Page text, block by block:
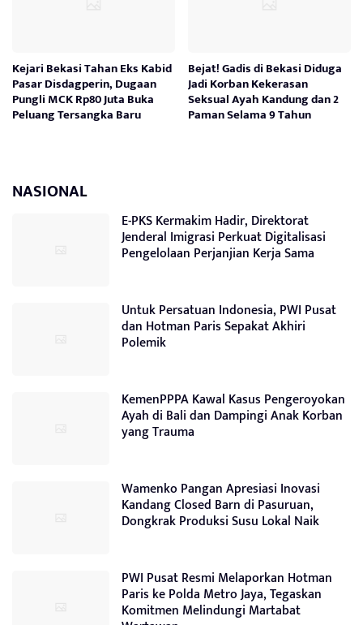
Kejari Bekasi Tahan Eks Kabid
Pasar Disdagperin, Dugaan
Pungli MCK Rp80 Juta Buka
Peluang Tersangka Baru
Bejat! Gadis di Bekasi Diduga
Jadi Korban Kekerasan
Seksual Ayah Kandung dan 2
Paman Selama 9 Tahun
NASIONAL
E-PKS Kermakim Hadir, Direktorat
Jenderal Imigrasi Perkuat Digitalisasi
Pengelolaan Perjanjian Kerja Sama
Untuk Persatuan Indonesia, PWI Pusat
dan Hotman Paris Sepakat Akhiri
Polemik
KemenPPPA Kawal Kasus Pengeroyokan
Ayah di Bali dan Dampingi Anak Korban
yang Trauma
Wamenko Pangan Apresiasi Inovasi
Kandang Closed Barn di Pasuruan,
Dongkrak Produksi Susu Lokal Naik
PWI Pusat Resmi Melaporkan Hotman
Paris ke Polda Metro Jaya, Tegaskan
Komitmen Melindungi Martabat